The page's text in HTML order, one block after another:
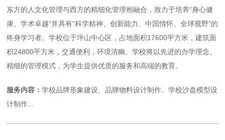
东方的人文化管理与西方的精细化管理相融合，致力于培养“身心健
康、学术卓越”并具有“科学精神、创新能力、中国情怀、全球视野”的
终身学习者。学校位于坪山中心区，占地面积17600平方米，建筑面
积24800平方米，交通便利，环境清幽。学校将以先进的办学理念、
精细的管理模式，为学生提供优质的服务和高端的教育。
服务内容：学校品牌形象建设、品牌物料设计制作、学校沙盘模型设
计制作...